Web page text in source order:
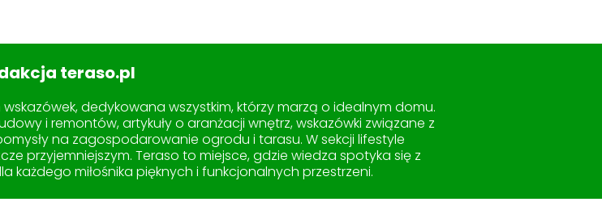
teraso.pl
dedykowana wszystkim, którzy marzą o idealnym domu.
i remontów, artykuły o aranżacji wnętrz, wskazówki związane z
na zagospodarowanie ogrodu i tarasu. W sekcji lifestyle
przyjemniejszym. Teraso to miejsce, gdzie wiedza spotyka się z
każdego miłośnika pięknych i funkcjonalnych przestrzeni.